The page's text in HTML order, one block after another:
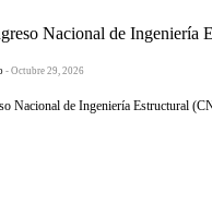
Nacional de Ingeniería
- Octubre 29, 2026
Nacional de Ingeniería Estructural